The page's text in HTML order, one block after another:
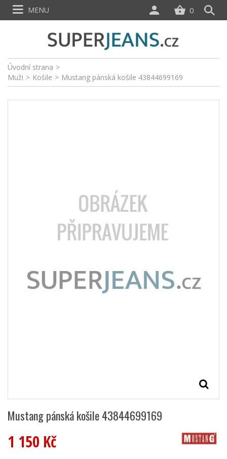
Úvodní strana >
Muži > Košile > Mustang pánská košile 43844699169
Mustang pánská košile 43844699169
1 150 Kč
0
MENU